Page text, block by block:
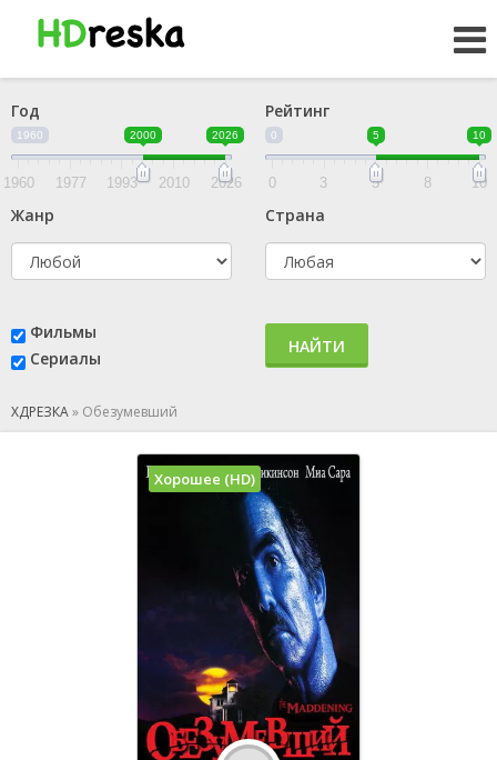
Год
1960 2000 2026
1960 1977 1993 2010 2026
Рейтинг
0 5 10
0 3 5 8 10
Жанр Страна
Фильмы
Сериалы
НАЙТИ
ХДРЕЗКА» Обезумевший
Хорошее (HD)